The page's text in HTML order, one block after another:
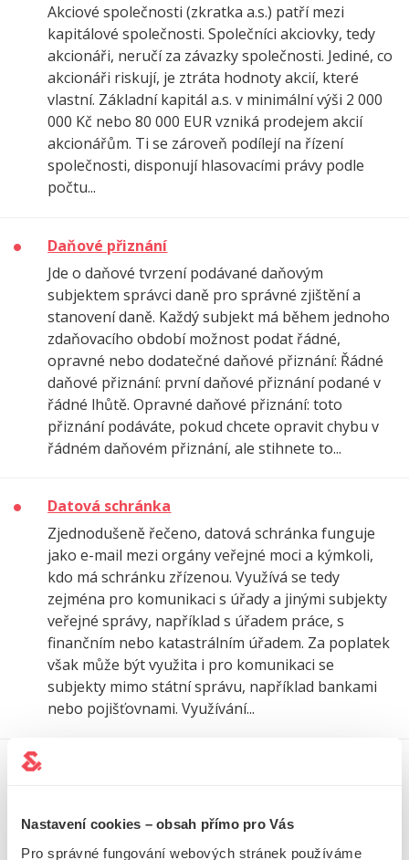
Nastavení cookies – obsah přímo pro Vás
Pro správné fungování webových stránek používáme
Akciové společnosti (zkratka a.s.) patří mezi
kapitálové společnosti. Společníci akciovky, tedy
akcionáři, neručí za závazky společnosti. Jediné, co
akcionáři riskují, je ztráta hodnoty akcií, které
vlastní. Základní kapitál a.s. v minimální výši 2 000
000 Kč nebo 80 000 EUR vzniká prodejem akcií
akcionářům. Ti se zároveň podílejí na řízení
společnosti, disponují hlasovacími právy podle
počtu...
Daňové přiznání
Jde o daňové tvrzení podávané daňovým
subjektem správci daně pro správné zjištění a
stanovení daně. Každý subjekt má během jednoho
zdaňovacího období možnost podat řádné,
opravné nebo dodatečné daňové přiznání: Řádné
daňové přiznání: první daňové přiznání podané v
řádné lhůtě. Opravné daňové přiznání: toto
přiznání podáváte, pokud chcete opravit chybu v
řádném daňovém přiznání, ale stihnete to...
Datová schránka
Zjednodušeně řečeno, datová schránka funguje
jako e-mail mezi orgány veřejné moci a kýmkoli,
kdo má schránku zřízenou. Využívá se tedy
zejména pro komunikaci s úřady a jinými subjekty
veřejné správy, například s úřadem práce, s
finančním nebo katastrálním úřadem. Za poplatek
však může být využita i pro komunikaci se
subjekty mimo státní správu, například bankami
nebo pojišťovnami. Využívání...
mateřskou společností. Dceřiná společnost je
zcela nebo částečně vlastněna a ovládána